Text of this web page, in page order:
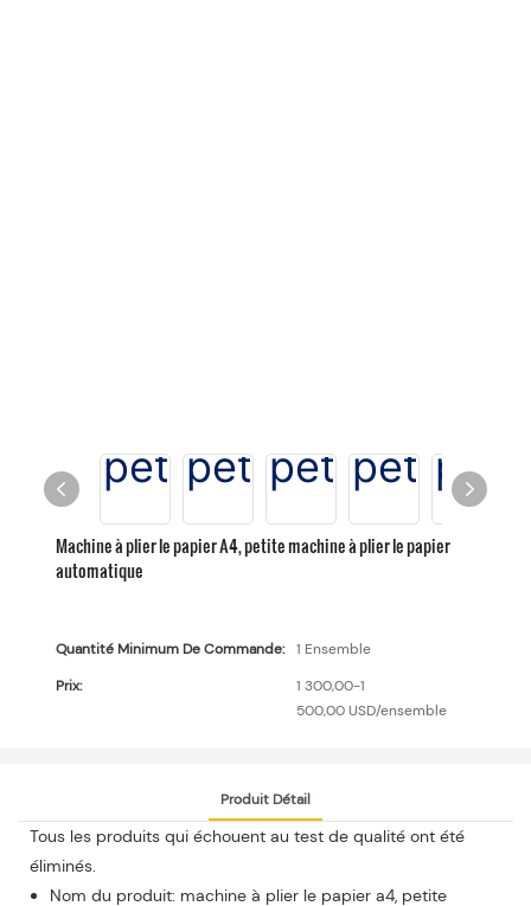
Machine à plier le papier A4, petite machine à plier le papier
automatique
Quantité Minimum De Commande:
1 Ensemble
Prix:
1 300,00-1
500,00 USD/ensemble
Produit Détail
Tous les produits qui échouent au test de qualité ont été
éliminés.
Nom du produit: machine à plier le papier a4, petite